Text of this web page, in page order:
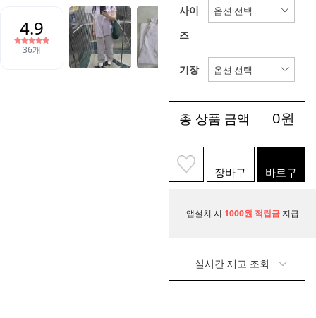
사이
즈
기장
총 상품 금액 0원
장바구
니
바로구
매
앱설치 시 1000원 적립금 지급
실시간 재고 조회